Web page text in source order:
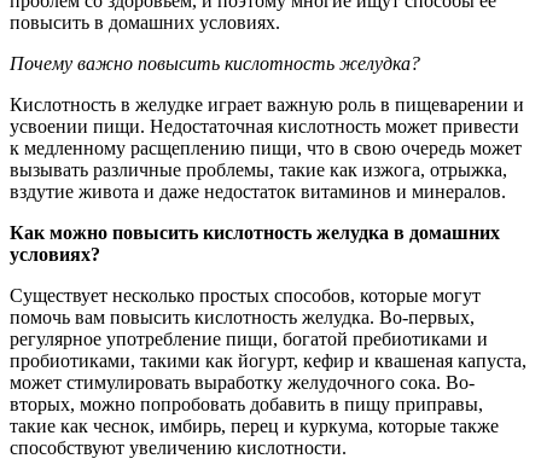
повысить в домашних условиях.
Почему важно повысить кислотность желудка?
Кислотность в желудке играет важную роль в пищеварении и
усвоении пищи. Недостаточная кислотность может привести
к медленному расщеплению пищи, что в свою очередь может
вызывать различные проблемы, такие как изжога, отрыжка,
вздутие живота и даже недостаток витаминов и минералов.
Как можно повысить кислотность желудка в домашних
условиях?
Существует несколько простых способов, которые могут
помочь вам повысить кислотность желудка. Во-первых,
регулярное употребление пищи, богатой пребиотиками и
пробиотиками, такими как йогурт, кефир и квашеная капуста,
может стимулировать выработку желудочного сока. Во-
вторых, можно попробовать добавить в пищу приправы,
такие как чеснок, имбирь, перец и куркума, которые также
способствуют увеличению кислотности.